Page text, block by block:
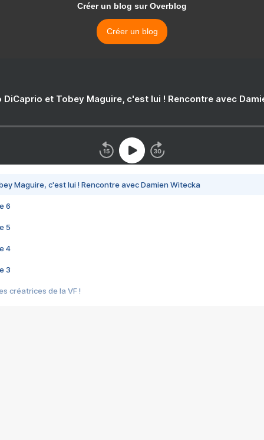
Créer un blog sur Overblog
Créer un blog
DiCaprio et Tobey Maguire, c'est lui ! Rencontre avec
Maguire, c'est lui ! Rencontre avec Damien Witecka
6
5
4
3
créatrices de la VF !